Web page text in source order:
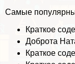
Самые
Краткое
Доброта
Краткое